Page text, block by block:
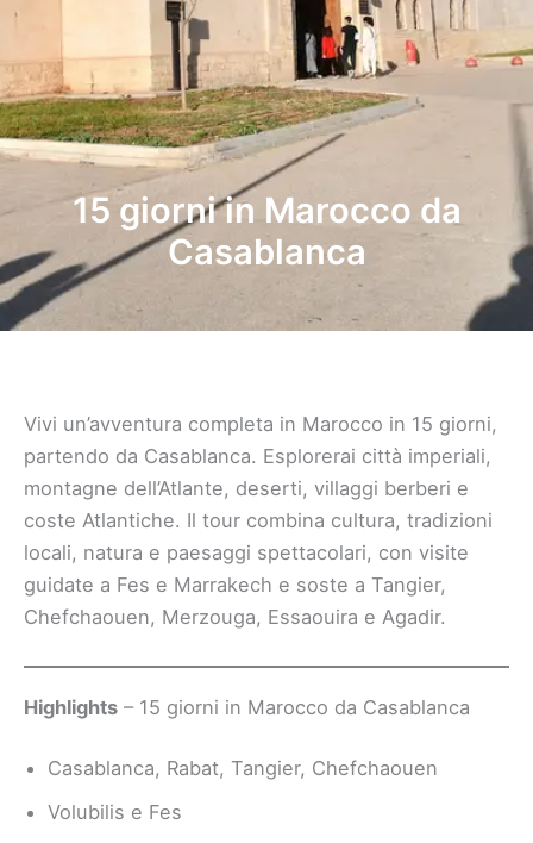
15 giorni in Marocco da
Casablanca
Vivi un’avventura completa in Marocco in 15 giorni,
partendo da Casablanca. Esplorerai città imperiali,
montagne dell’Atlante, deserti, villaggi berberi e
coste Atlantiche. Il tour combina cultura, tradizioni
locali, natura e paesaggi spettacolari, con visite
guidate a Fes e Marrakech e soste a Tangier,
Chefchaouen, Merzouga, Essaouira e Agadir.
Highlights – 15 giorni in Marocco da Casablanca
Casablanca, Rabat, Tangier, Chefchaouen
Volubilis e Fes